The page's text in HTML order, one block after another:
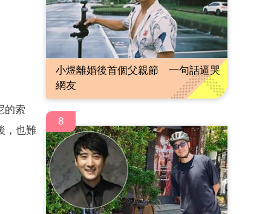
的索
，也難
小煜離婚後首個父親節 一句話逼哭
網友
8